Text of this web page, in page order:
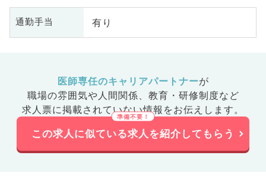
通勤手当 有り
医師専任のキャリアパートナーが
職場の雰囲気や人間関係、 教育・研修制度など
求人票に掲載されていない情報をお伝えします。
この求人に似ている求人を紹介してもらう